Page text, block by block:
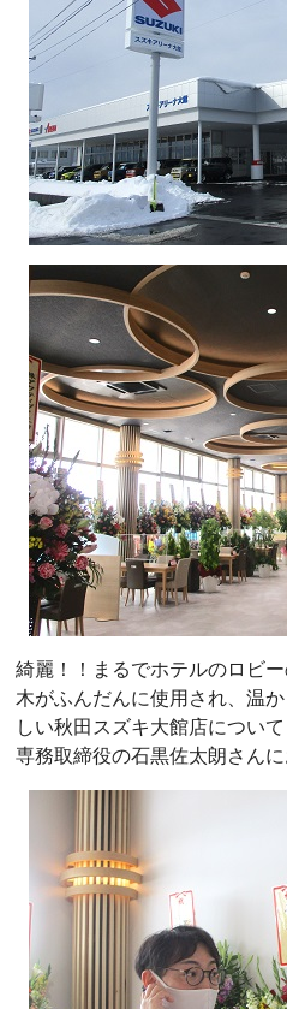
綺麗！！まるでホテルのロビー
木がふんだんに使用され、温
しい秋田スズキ大館店について
専務取締役の石黒佐太朗さん